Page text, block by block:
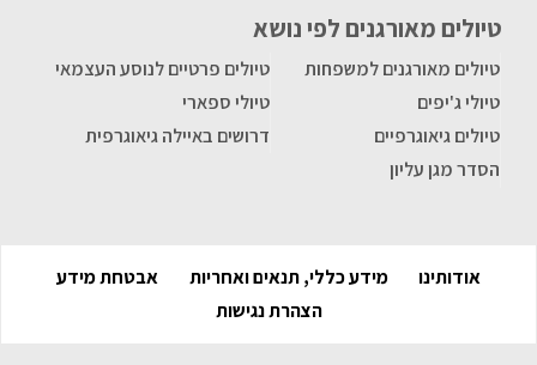
טיולים מאורגנים לפי נושא
טיולים מאורגנים למשפחות
טיולים פרטיים לנוסע העצמאי
טיולי ג'יפים
טיולי ספארי
טיולים גיאוגרפיים
דרושים באיילה גיאוגרפית
הסדר מגן עליון
אודותינו מידע כללי, תנאים ואחריות
אבטחת מידע
הצהרת נגישות